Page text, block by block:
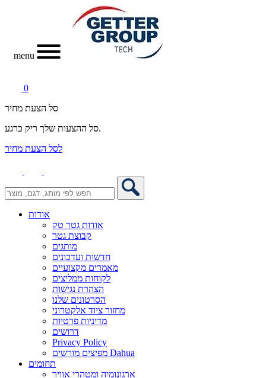
menu
0
סל הצעת מחיר
סל ההצעות שלך ריק כרגע.
לסל הצעת מחיר
אודות
אודות גטר טק
קבוצת גטר
מותגים
חדשות ועדכונים
מאמרים מקצועיים
לקוחות ממליצים
הצהרת נגישות
הסרטונים שלנו
מחזור ציוד אלקטרוני
מדיניות פרטיות
דרושים
Privacy Policy
מפיצים מורשים Dahua
תחומים
ארגונומיה ומטהרי אוויר